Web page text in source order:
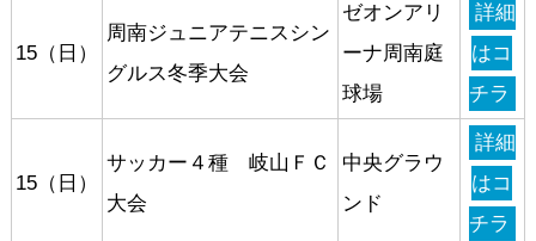
15（日）
周南ジュニアテニスシン
グルス冬季大会
ゼオンアリ
ーナ周南庭
球場
詳細
はコ
チラ
15（日）
サッカー４種 岐山ＦＣ
大会
中央グラウ
ンド
詳細
はコ
チラ